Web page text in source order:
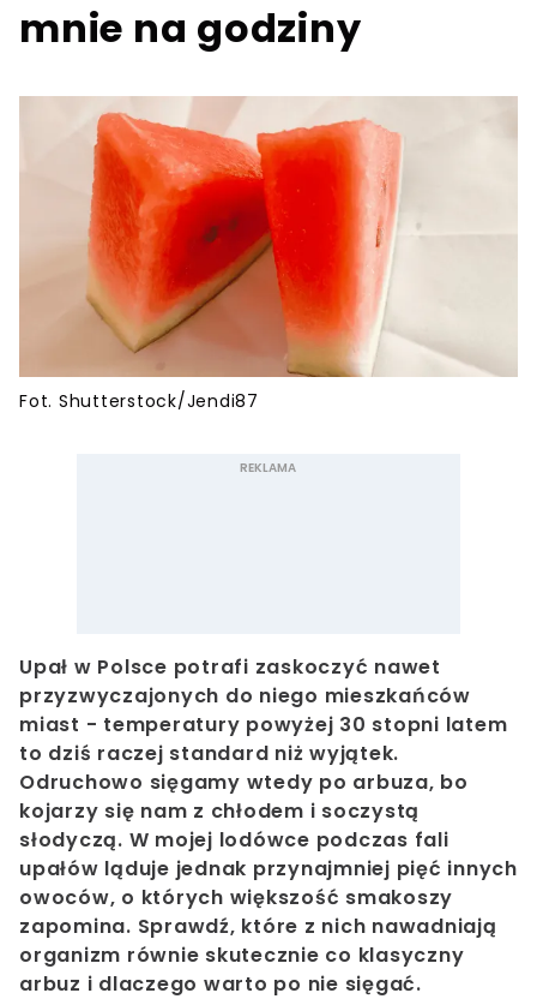
mnie na godziny
Fot. Shutterstock/Jendi87
Upał w Polsce potrafi zaskoczyć nawet
przyzwyczajonych do niego mieszkańców
miast - temperatury powyżej 30 stopni latem
to dziś raczej standard niż wyjątek.
Odruchowo sięgamy wtedy po arbuza, bo
kojarzy się nam z chłodem i soczystą
słodyczą. W mojej lodówce podczas fali
upałów ląduje jednak przynajmniej pięć innych
owoców, o których większość smakoszy
zapomina. Sprawdź, które z nich nawadniają
organizm równie skutecznie co klasyczny
arbuz i dlaczego warto po nie sięgać.